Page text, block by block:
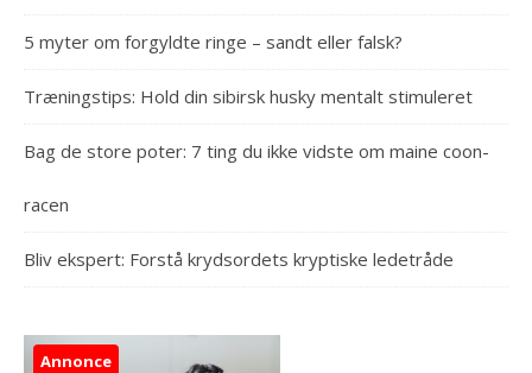
5 myter om forgyldte ringe – sandt eller falsk?
Træningstips: Hold din sibirsk husky mentalt stimuleret
Bag de store poter: 7 ting du ikke vidste om maine coon-
racen
Bliv ekspert: Forstå krydsordets kryptiske ledetråde
Annonce